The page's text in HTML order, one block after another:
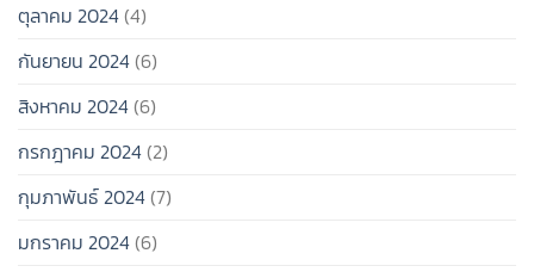
ก็ได้!
2024
ตุลาคม 2024(4)
กันยายน 2024(6)
สิงหาคม 2024(6)
กรกฎาคม 2024(2)
กุมภาพันธ์ 2024(7)
มกราคม 2024(6)